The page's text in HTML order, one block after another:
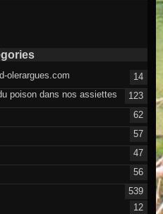
olerargues.com
14
poison dans nos assiettes
123
62
57
47
56
539
12